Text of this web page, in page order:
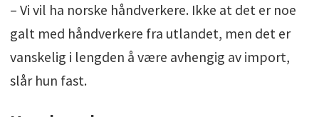
– Vi vil ha norske håndverkere. Ikke at det er noe
galt med håndverkere fra utlandet, men det er
vanskelig i lengden å være avhengig av import,
slår hun fast.